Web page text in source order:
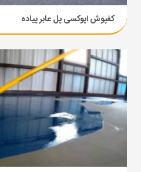
کفپوش اپوکسی پل عابر پیاده